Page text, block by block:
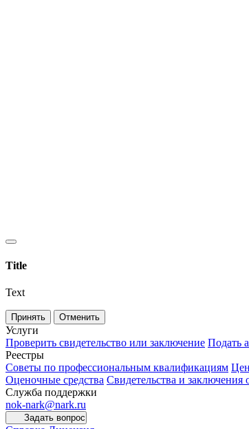
Title
Text
Принять Отменить
Услуги
Проверить свидетельство или заключение Подать
Реестры
Советы по профессиональным квалификациям
Оценочные средства Свидетельства и заключения
Служба поддержки
nok-nark@nark.ru
Задать вопрос